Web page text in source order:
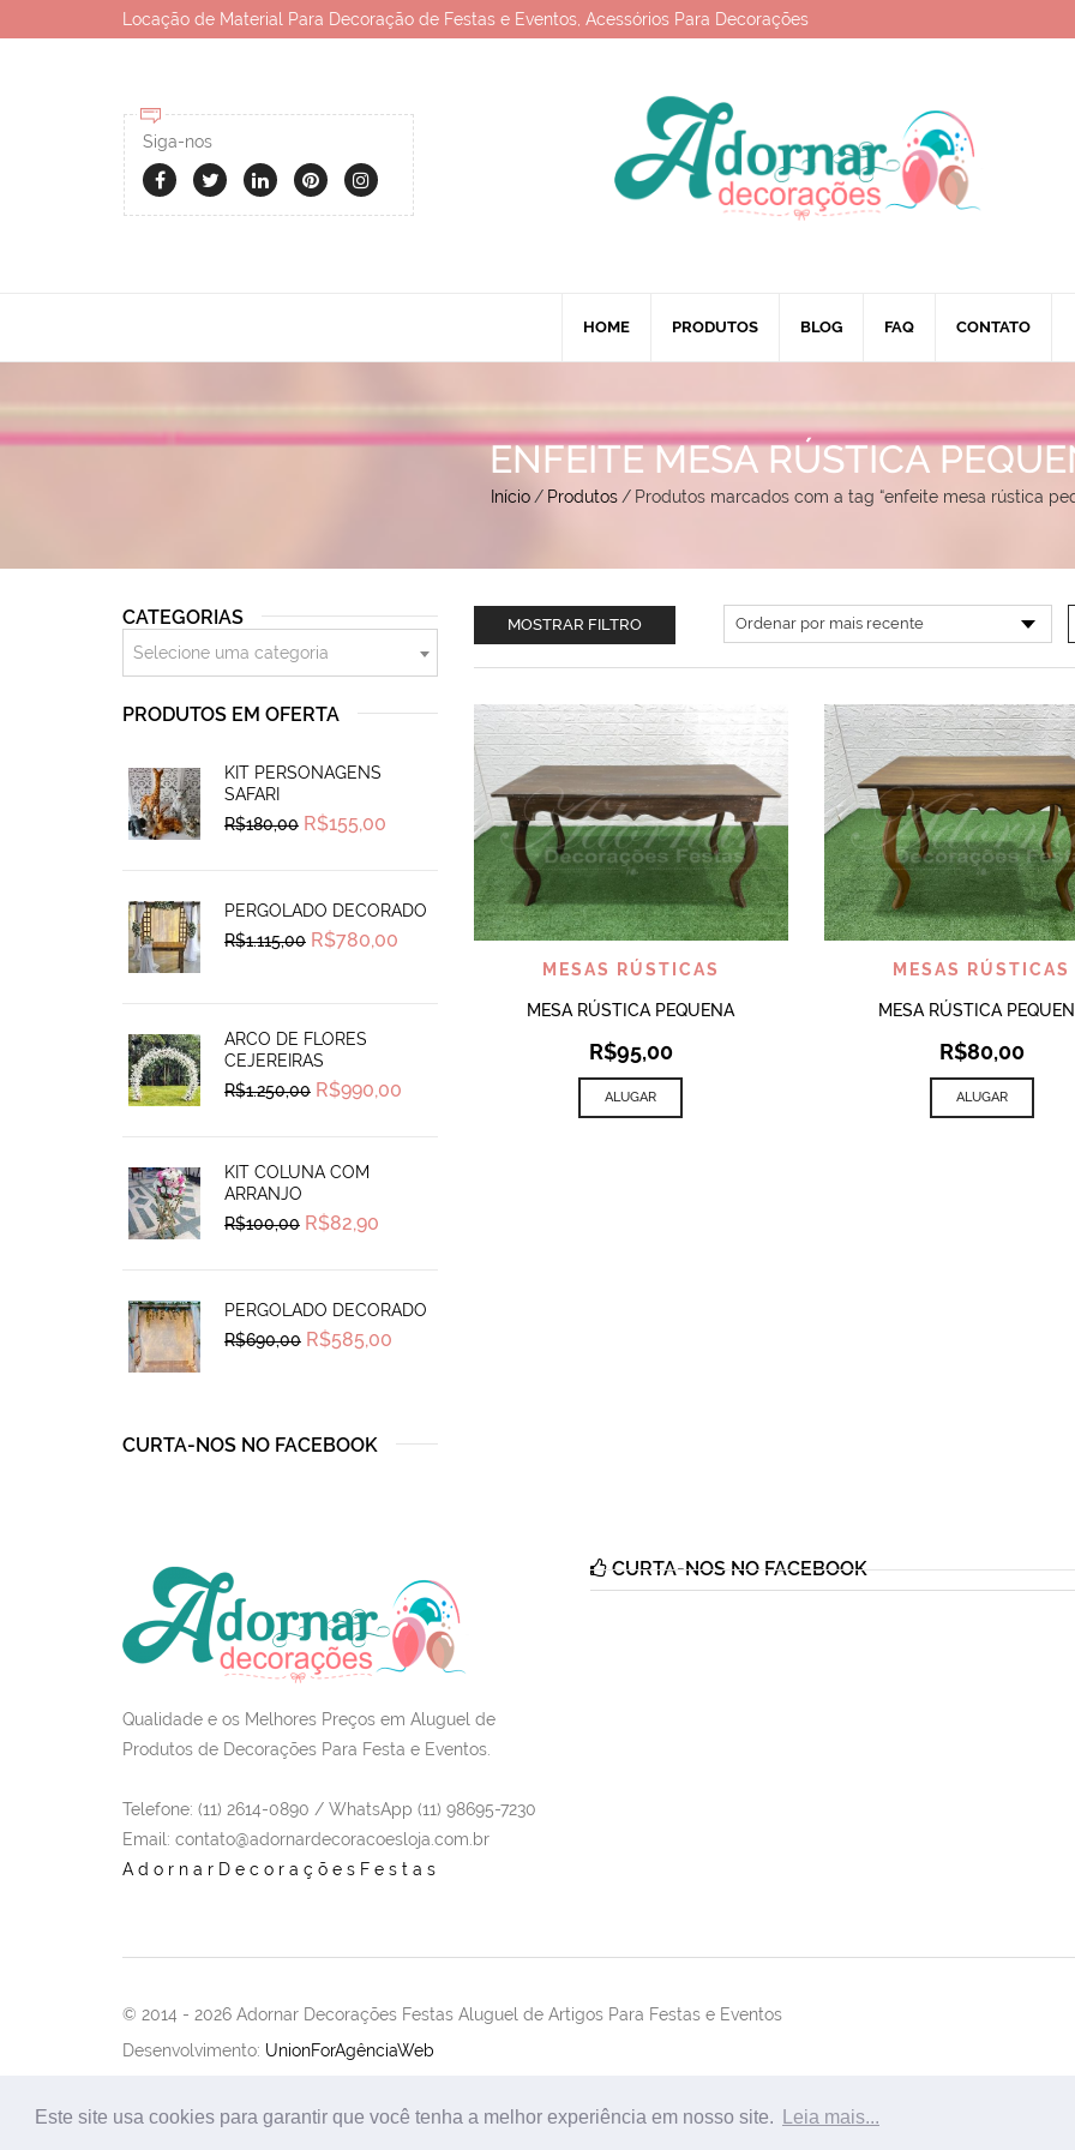
Este site usa cookies para garantir que você tenha a melhor experiência em nosso site. Leia mais...
Locação de Material Para Decoração de Festas e Eventos, Acessórios Para Decorações
Siga-nos
HOME PRODUTOS BLOG FAQ CONTATO
ENFEITE MESA RÚSTICA
Início / Produtos / Produtos marcados com a tag “enfeite mesa rústica
MOSTRAR FILTRO
VISUALIZAR
MESAS RÚSTICAS
MESA RÚSTICA PEQUENA
R$95,00
ALUGAR
VISUALIZAR
MESAS RÚSTICAS
MESA RÚSTICA
R$80,00
ALUGAR
CATEGORIAS
Selecione uma categoria
PRODUTOS EM OFERTA
KIT PERSONAGENS
SAFARI
R$180,00 Original
price
R$155,00
PERGOLADO DECORADO
R$1.115,00 Original
price
R$780,00
ARCO DE FLORES
CEJEREIRAS
R$1.250,00 Original
price
R$990,00
KIT COLUNA COM
ARRANJO
R$100,00 Original
price
R$82,90
PERGOLADO DECORADO
R$690,00 Original
price
R$585,00
CURTA-NOS NO FACEBOOK
Qualidade e os Melhores Preços em Aluguel de
Produtos de Decorações Para Festa e Eventos.
Telefone: (11) 2614-0890 / WhatsApp (11) 98695-7230
Email : contato@adornardecoracoesloja.com.br
AdornarDecoraçõesFestas
CURTA-NOS NO FACEBOOK
© 2014 - 2026 Adornar Decorações Festas Aluguel de Artigos Para Festas e Eventos
Desenvolvimento: UnionForAgênciaWeb